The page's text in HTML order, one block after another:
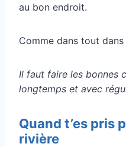
au bon endroit.
Comme dans tout dans
Il faut faire les bonnes
longtemps et avec
Quand t’es pris
rivière